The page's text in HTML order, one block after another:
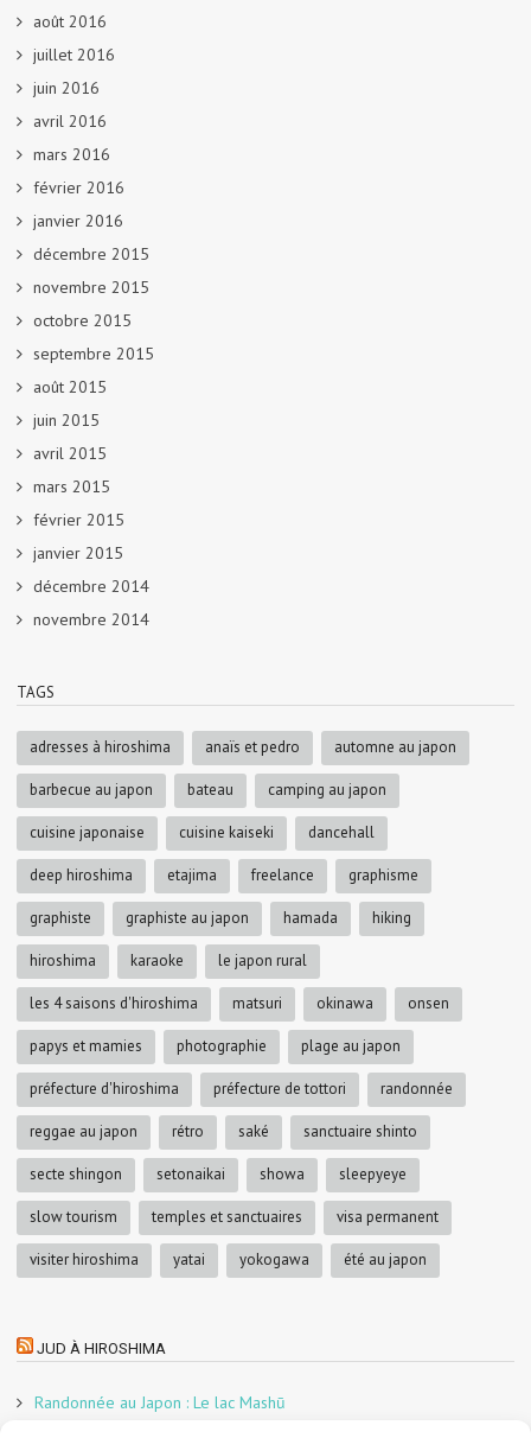
août 2016
juillet 2016
juin 2016
avril 2016
mars 2016
février 2016
janvier 2016
décembre 2015
novembre 2015
octobre 2015
septembre 2015
août 2015
juin 2015
avril 2015
mars 2015
février 2015
janvier 2015
décembre 2014
novembre 2014
TAGS
adresses à hiroshima anaïs et pedro automne au japon
barbecue au japon bateau camping au japon
cuisine japonaise cuisine kaiseki dancehall
deep hiroshima etajima freelance graphisme
graphiste graphiste au japon hamada hiking
hiroshima karaoke le japon rural
les 4 saisons d'hiroshima matsuri okinawa onsen
papys et mamies photographie plage au japon
préfecture d'hiroshima préfecture de tottori randonnée
reggae au japon rétro saké sanctuaire shinto
secte shingon setonaikai showa sleepyeye
slow tourism temples et sanctuaires visa permanent
visiter hiroshima yatai yokogawa été au japon
JUD À HIROSHIMA
Randonnée au Japon : Le lac Mashū